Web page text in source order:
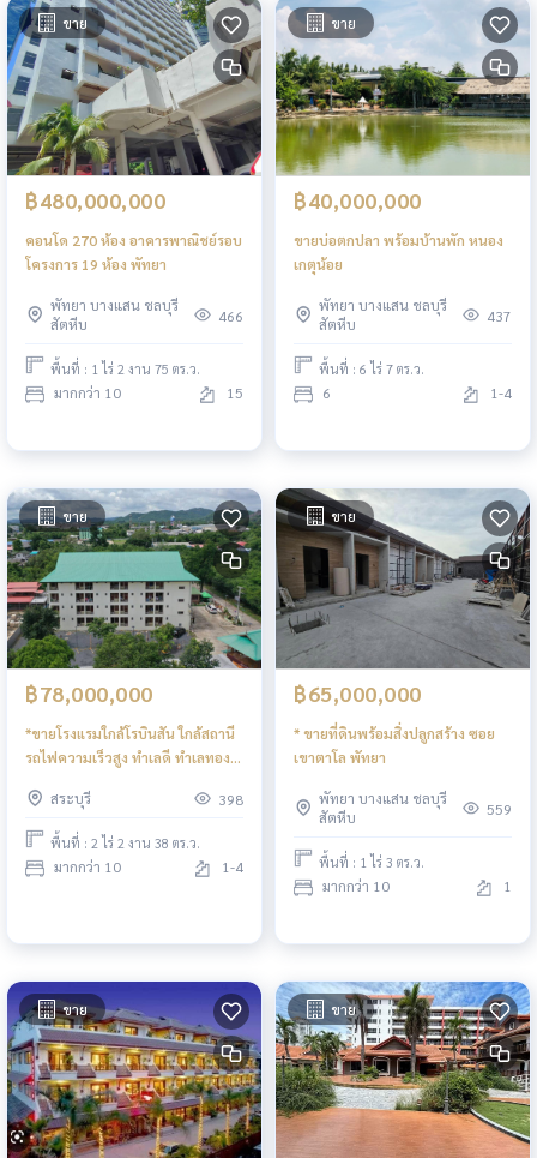
ขาย
฿480,000,000
คอนโด 270 ห้อง อาคารพาณิชย์รอบ
โครงการ 19 ห้อง พัทยา
พัทยา บางแสน ชลบุรี
สัตหีบ
466
พื้นที่ : 1 ไร่ 2 งาน 75 ตร.ว.
มากกว่า 10 15
ขาย
฿40,000,000
ขายบ่อตกปลา พร้อมบ้านพัก หนอง
เกตุน้อย
พัทยา บางแสน ชลบุรี
สัตหีบ
437
พื้นที่ : 6 ไร่ 7 ตร.ว.
6 1-4
ขาย
฿78,000,000
*ขายโรงแรมใกล้โรบินสัน ใกล้สถานี
รถไฟความเร็วสูง ทำเลดี ทำเลทอง
สระบุรี
398
พื้นที่ : 2 ไร่ 2 งาน 38 ตร.ว.
มากกว่า 10 1-4
ขาย
฿65,000,000
* ขายที่ดินพร้อมสิ่งปลูกสร้าง ซอย
เขาตาโล พัทยา
พัทยา บางแสน ชลบุรี
สัตหีบ
559
พื้นที่ : 1 ไร่ 3 ตร.ว.
มากกว่า 10 1
ขาย ขาย